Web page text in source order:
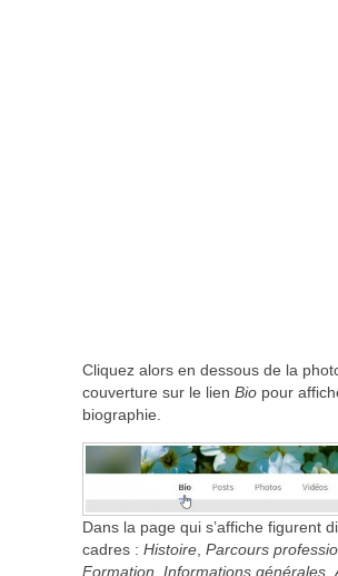
Cliquez alors en dessous de la
couverture sur le lien Bio pour
biographie.
Dans la page qui s’affiche figurent
cadres : Histoire Parcours
Formation Informations générales